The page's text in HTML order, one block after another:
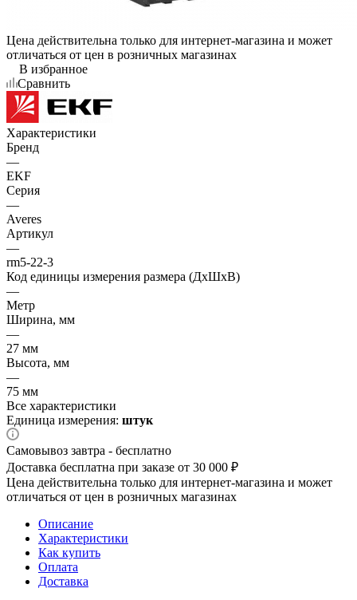
Цена действительна только для интернет-магазина и может
отличаться от цен в розничных магазинах
В избранное
Сравнить
Характеристики
Бренд
—
EKF
Серия
—
Averes
Артикул
—
rm5-22-3
Код единицы измерения размера (ДхШхВ)
—
Метр
Ширина, мм
—
27 мм
Высота, мм
—
75 мм
Все характеристики
Единица измерения: штук
Самовывоз завтра - бесплатно
Доставка бесплатна при заказе от 30 000 ₽
Цена действительна только для интернет-магазина и может
отличаться от цен в розничных магазинах
Описание
Характеристики
Как купить
Оплата
Доставка